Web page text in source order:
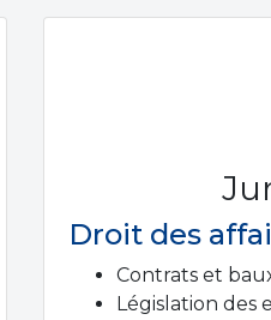
Droit des
Contrats et
Législation des